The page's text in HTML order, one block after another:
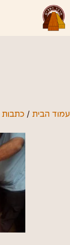
עמוד הבית / כתבות